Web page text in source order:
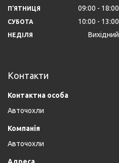
ПʼЯТНИЦЯ 09:00 18:00
СУБОТА 10:00 13:00
НЕДІЛЯ Вихідний
Контакти
Авточохли
Авточохли